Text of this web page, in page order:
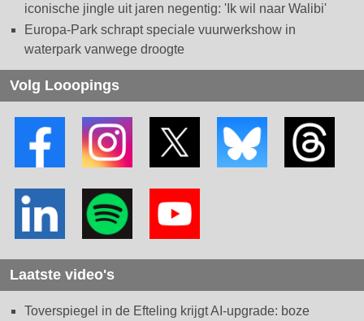
iconische jingle uit jaren negentig: 'Ik wil naar Walibi'
Europa-Park schrapt speciale vuurwerkshow in
waterpark vanwege droogte
Volg Looopings
Laatste video's
Toverspiegel in de Efteling krijgt AI-upgrade: boze